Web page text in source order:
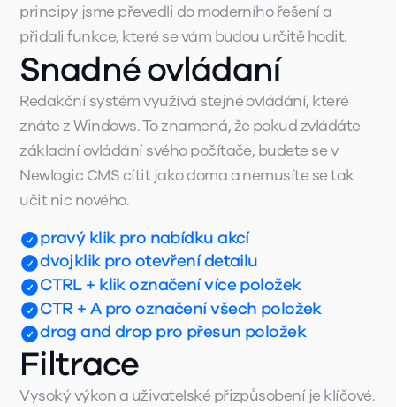
principy jsme převedli do moderního řešení a
přidali funkce, které se vám budou určitě hodit.
Snadné ovládaní
Redakční systém využívá stejné ovládání, které
znáte z Windows. To znamená, že pokud zvládáte
základní ovládání svého počítače, budete se v
Newlogic CMS cítit jako doma a nemusíte se tak
učit nic nového.
pravý klik pro nabídku akcí
dvojklik pro otevření detailu
CTRL + klik označení více položek
CTR + A pro označení všech položek
drag and drop pro přesun položek
Filtrace
Vysoký výkon a uživatelské přizpůsobení je klíčové.